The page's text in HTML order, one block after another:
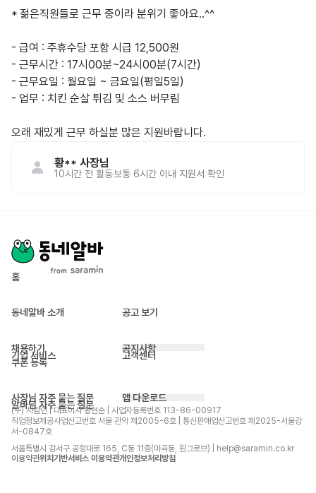
* 젊은직원들로 근무 중이라 분위기 좋아요..^^
- 급여 : 주휴수당 포함 시급 12,500원
- 근무시간 : 17시00분~24시00분(7시간)
- 근무요일 : 월요일 ~ 금요일(평일5일)
- 업무 : 치킨 순살 튀김 및 소스 버무림
오래 재밌게 근무 하실분 많은 지원바랍니다.
황** 사장님
10시간 전 활동 보통 6시간 이내 지원서 확인
홈
동네알바 소개 공고 보기
채용하기
기업 서비스
쿠폰 등록
공지사항
고객센터
사장님 자주 묻는 질문
알바님 자주 묻는 질문
앱 다운로드
(주) 사람인 | 대표이사 황현순 | 사업자등록번호 113-86-00917
직업정보제공사업신고번호 서울 관악 제2005-6호 | 통신판매업신고번호 제2025-서울강
서-0847호
서울특별시 강서구 공항대로 165, C동 11층(마곡동, 원그로브) | help@saramin.co.kr
이용약관위치기반서비스 이용약관개인정보처리방침